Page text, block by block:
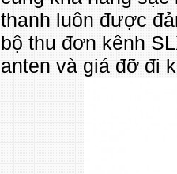
thanh luôn được
bộ thu đơn kênh
anten và giá đỡ đi